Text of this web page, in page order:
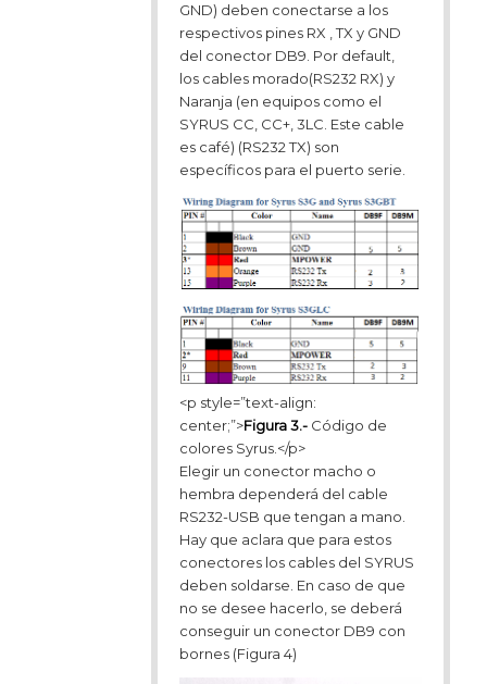
GND) deben conectarse a los
respectivos pines RX , TX y GND
del conector DB9. Por default,
los cables morado(RS232 RX) y
Naranja (en equipos como el
SYRUS CC, CC+, 3LC. Este cable
es café) (RS232 TX) son
específicos para el puerto serie.
<p style=”text-align:
center;”>Figura 3.-Código de
colores Syrus.</p>
Elegir un conector macho o
hembra dependerá del cable
RS232-USB que tengan a mano.
Hay que aclara que para estos
conectores los cables del SYRUS
deben soldarse. En caso de que
no se desee hacerlo, se deberá
conseguir un conector DB9 con
bornes (Figura 4)